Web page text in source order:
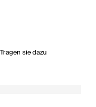
Tragen sie dazu